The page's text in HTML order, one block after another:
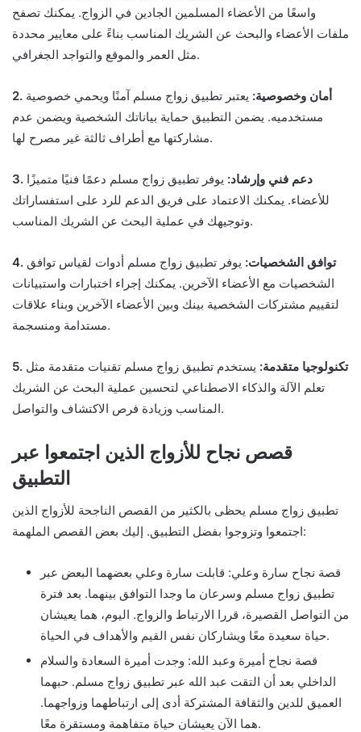
واسعًا من الأعضاء المسلمين الجادين في الزواج. يمكنك تصفح
ملفات الأعضاء والبحث عن الشريك المناسب بناءً على معايير محددة
مثل العمر والموقع والتواجد الجغرافي.
2. أمان وخصوصية: يعتبر تطبيق زواج مسلم آمنًا ويحمي خصوصية
مستخدميه. يضمن التطبيق حماية بياناتك الشخصية ويضمن عدم
مشاركتها مع أطراف ثالثة غير مصرح لها.
3. دعم فني وإرشاد: يوفر تطبيق زواج مسلم دعمًا فنيًا متميزًا
للأعضاء. يمكنك الاعتماد على فريق الدعم للرد على استفساراتك
وتوجيهك في عملية البحث عن الشريك المناسب.
4. توافق الشخصيات: يوفر تطبيق زواج مسلم أدوات لقياس توافق
الشخصيات مع الأعضاء الآخرين. يمكنك إجراء اختبارات واستبيانات
لتقييم مشتركات الشخصية بينك وبين الأعضاء الآخرين وبناء علاقات
مستدامة ومنسجمة.
5. تكنولوجيا متقدمة: يستخدم تطبيق زواج مسلم تقنيات متقدمة مثل
تعلم الآلة والذكاء الاصطناعي لتحسين عملية البحث عن الشريك
المناسب وزيادة فرص الاكتشاف والتواصل.
قصص نجاح للأزواج الذين اجتمعوا عبر
التطبيق
تطبيق زواج مسلم يحظى بالكثير من القصص الناجحة للأزواج الذين
اجتمعوا وتزوجوا بفضل التطبيق. إليك بعض القصص الملهمة:
قصة نجاح سارة وعلي: قابلت سارة وعلي بعضهما البعض عبر
تطبيق زواج مسلم وسرعان ما وجدا التوافق بينهما. بعد فترة
من التواصل القصيرة، قررا الارتباط والزواج. اليوم، هما يعيشان
حياة سعيدة معًا ويشاركان نفس القيم والأهداف في الحياة.
قصة نجاح أميرة وعبد الله: وجدت أميرة السعادة والسلام
الداخلي بعد أن التقت عبد الله عبر تطبيق زواج مسلم. حبهما
العميق للدين والثقافة المشتركة أدى إلى ارتباطهما وزواجهما.
هما الآن يعيشان حياة متفاهمة ومستقرة معًا.